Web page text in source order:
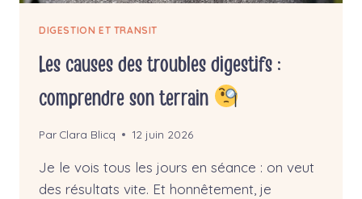
DIGESTION ET TRANSIT
Les causes des troubles digestifs :
comprendre son terrain
Par Clara Blicq 12 juin 2026
Je le vois tous les jours en séance : on veut
des résultats vite. Et honnêtement, je